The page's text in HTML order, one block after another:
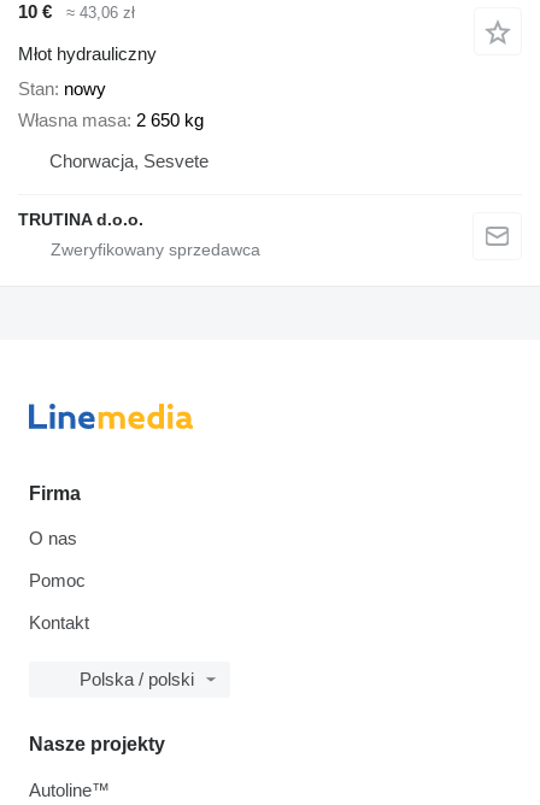
10 €
≈ 43,06 zł
Młot hydrauliczny
Stan nowy
Własna masa 2 650 kg
Chorwacja, Sesvete
TRUTINA d.o.o.
Firma
O nas
Pomoc
Kontakt
Polska / polski
Nasze projekty
Autoline™